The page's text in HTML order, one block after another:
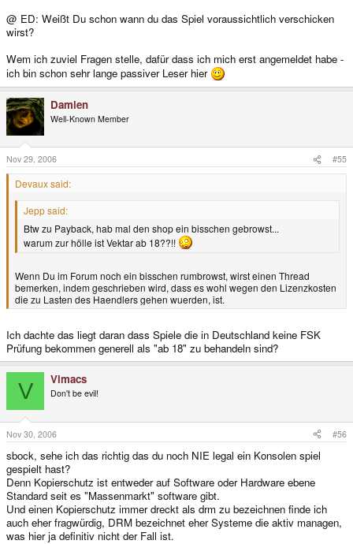
@ ED: Weißt Du schon wann du das Spiel voraussichtlich verschicken
wirst?
Wem ich zuviel Fragen stelle, dafür dass ich mich erst angemeldet habe -
ich bin schon sehr lange passiver Leser hier
Damien
Well-Known Member
Nov 29, 2006 #55
Devaux said:
Jepp said:
Btw zu Payback, hab mal den shop ein bisschen gebrowst...
warum zur hölle ist Vektar ab 18??!!
Wenn Du im Forum noch ein bisschen rumbrowst, wirst einen Thread
bemerken, indem geschrieben wird, dass es wohl wegen den Lizenzkosten
die zu Lasten des Haendlers gehen wuerden, ist.
Ich dachte das liegt daran dass Spiele die in Deutschland keine FSK
Prüfung bekommen generell als "ab 18" zu behandeln sind?
V Vimacs
Don't be evil!
Nov 30, 2006 #56
sbock, sehe ich das richtig das du noch NIE legal ein Konsolen spiel
gespielt hast?
Denn Kopierschutz ist entweder auf Software oder Hardware ebene
Standard seit es "Massenmarkt" software gibt.
Und einen Kopierschutz immer dreckt als drm zu bezeichnen finde ich
auch eher fragwürdig, DRM bezeichnet eher Systeme die aktiv managen,
was hier ja definitiv nicht der Fall ist.